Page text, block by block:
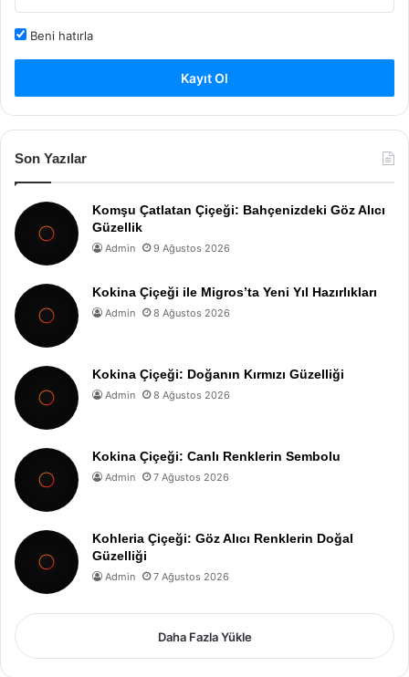
Beni hatırla
Kayıt Ol
Son Yazılar
Komşu Çatlatan Çiçeği: Bahçenizdeki Göz Alıcı
Güzellik
Admin 9 Ağustos 2026
Kokina Çiçeği ile Migros’ta Yeni Yıl Hazırlıkları
Admin 8 Ağustos 2026
Kokina Çiçeği: Doğanın Kırmızı Güzelliği
Admin 8 Ağustos 2026
Kokina Çiçeği: Canlı Renklerin Sembolu
Admin 7 Ağustos 2026
Kohleria Çiçeği: Göz Alıcı Renklerin Doğal
Güzelliği
Admin 7 Ağustos 2026
Daha Fazla Yükle